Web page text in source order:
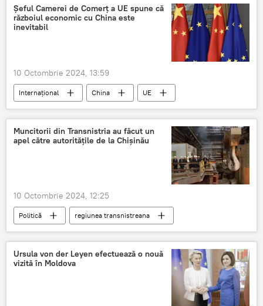
Serviciul 112
Șeful Camerei de Comerț a UE spune că
războiul economic cu China este
inevitabil
10 Octombrie 2024, 13:59
Internațional China UE
Muncitorii din Transnistria au făcut un
apel către autoritățile de la Chișinău
10 Octombrie 2024, 12:25
Politică
regiunea transnistreana
embargo
muncitori
Ursula von der Leyen efectuează o nouă
vizită în Moldova